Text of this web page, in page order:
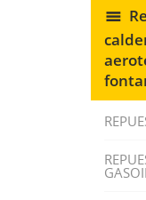
GASOIL